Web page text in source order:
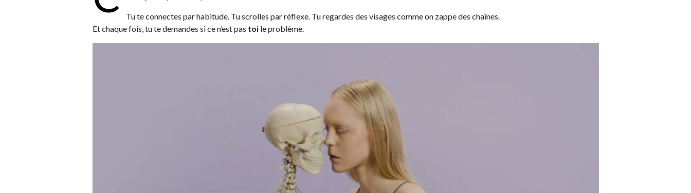
Tu te connectes par habitude. Tu scrolles par réflexe. Tu regardes des visages comme on zappe des chaînes.
Et chaque fois, tu te demandes si ce n’est pas toile problème.